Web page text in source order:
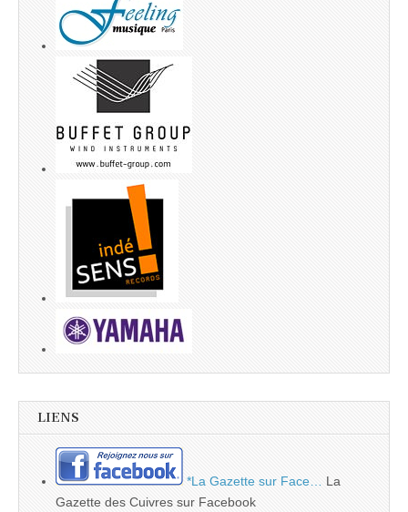
LIENS
*La Gazette sur Face…
La
Gazette des Cuivres sur Facebook